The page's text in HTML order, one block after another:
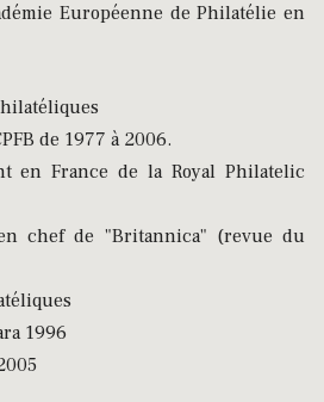
Européenne de Philatélie en
de 1977 à 2006.
France de la Royal Philatelic
chef de "Britannica" (revue du
1996